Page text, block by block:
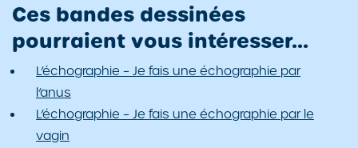
Ces bandes dessinées
pourraient vous intéresser...
L’échographie – Je fais une échographie par
l’anus
L’échographie – Je fais une échographie par le
vagin